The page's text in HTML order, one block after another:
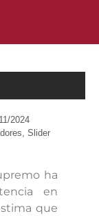
2024
, Slider
ha
en
que